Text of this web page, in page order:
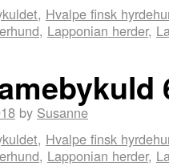
, Hvalpe finsk
, Lapponian herder,
by Susanne
, Hvalpe finsk
, Lapponian herder,